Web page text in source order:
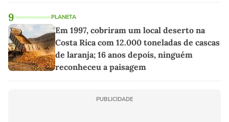
9 PLANETA
Em 1997, cobriram um local deserto na
Costa Rica com 12.000 toneladas de cascas
de laranja; 16 anos depois, ninguém
reconheceu a paisagem
PUBLICIDADE